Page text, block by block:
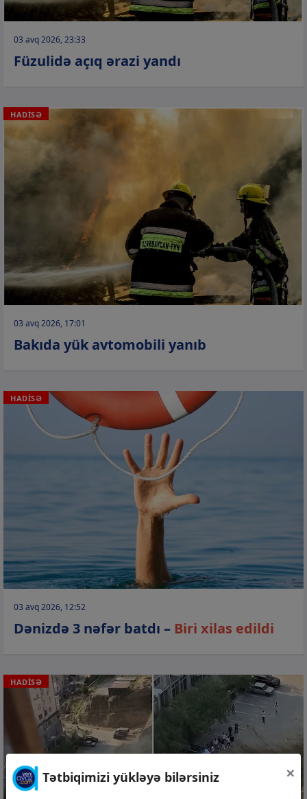
03 avq 2026, 23:33
Füzulidə açıq ərazi yandı
HADİSƏ
03 avq 2026, 17:01
Bakıda yük avtomobili yanıb
HADİSƏ
03 avq 2026, 12:52
Dənizdə 3 nəfər batdı – Biri xilas edildi
HADİSƏ
Tətbiqimizi yükləyə bilərsiniz ×